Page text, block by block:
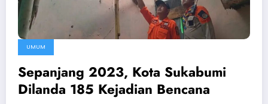
UMUM
Sepanjang 2023, Kota Sukabumi
Dilanda 185 Kejadian Bencana